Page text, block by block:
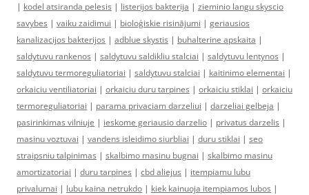
| kodel atsiranda pelesis | listerijos bakterija | zieminio langu skyscio
savybes | vaiku zaidimui | bioloģiskie risinājumi | geriausios
kanalizacijos bakterijos | adblue skystis | buhalterine apskaita |
saldytuvu rankenos | saldytuvu saldikliu stalciai | saldytuvu lentynos |
saldytuvu termoreguliatoriai | saldytuvu stalciai | kaitinimo elementai |
orkaiciu ventiliatoriai | orkaiciu duru tarpines | orkaiciu stiklai | orkaiciu
termoreguliatoriai | parama privaciam darzeliui | darzeliai gelbeja |
pasirinkimas vilniuje | ieskome geriausio darzelio | privatus darzelis |
masinu voztuvai | vandens isleidimo siurbliai | duru stiklai | seo
straipsniu talpinimas | skalbimo masinu bugnai | skalbimo masinu
amortizatoriai | duru tarpines | cbd aliejus | itempiamu lubu
privalumai | lubu kaina netrukdo | kiek kainuoja itempiamos lubos |